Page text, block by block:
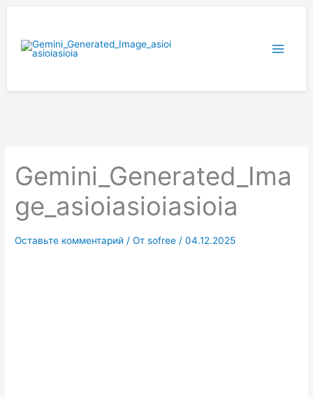
содержимому
Gemini_Generated_Ima
ge_asioiasioiasioia
Оставьте комментарий / Отsofree /04.12.2025